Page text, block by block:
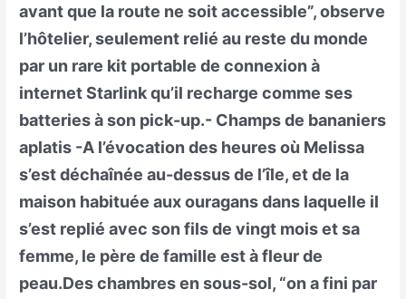
avant que la route ne soit accessible”, observe
l’hôtelier, seulement relié au reste du monde
par un rare kit portable de connexion à
internet Starlink qu’il recharge comme ses
batteries à son pick-up.- Champs de bananiers
aplatis -A l’évocation des heures où Melissa
s’est déchaînée au-dessus de l’île, et de la
maison habituée aux ouragans dans laquelle il
s’est replié avec son fils de vingt mois et sa
femme, le père de famille est à fleur de
peau.Des chambres en sous-sol, “on a fini par